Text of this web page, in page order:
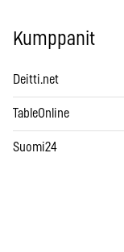
Kumppanit
Deitti.net
TableOnline
Suomi24